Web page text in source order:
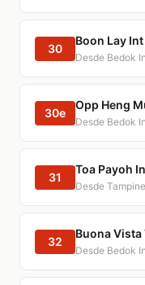
30
Boon Lay Int
Desde Bedok
30e
Opp Heng
Desde Bedok
31
Toa Payoh
Desde
32
Buona Vista
Desde Bedok